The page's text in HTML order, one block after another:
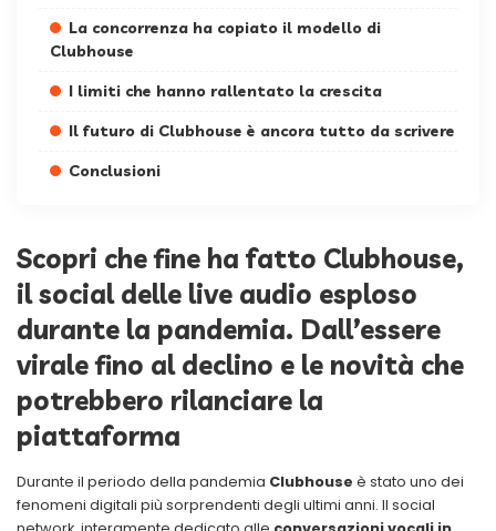
La concorrenza ha copiato il modello di
Clubhouse
I limiti che hanno rallentato la crescita
Il futuro di Clubhouse è ancora tutto da scrivere
Conclusioni
Scopri che fine ha fatto Clubhouse,
il social delle live audio esploso
durante la pandemia. Dall’essere
virale fino al declino e le novità che
potrebbero rilanciare la
piattaforma
Durante il periodo della pandemia Clubhouse è stato uno dei
fenomeni digitali più sorprendenti degli ultimi anni. Il social